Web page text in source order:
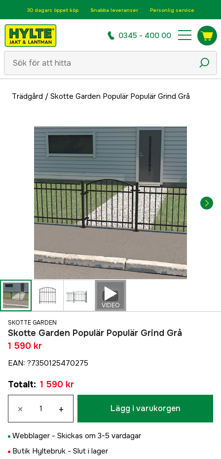
30 dagars öppet köp Snabba leveranser Personlig service
0345 - 400 00
Trädgård / Skotte Garden Populär Populär Grind Grå
VIDEO
SKOTTE GARDEN
Skotte Garden Populär Populär Grind Grå
1 590 kr
EAN: ?7350125470275
Totalt: 1 590 kr
× + Lägg i varukorgen
Webblager - Skickas om 3-5 vardagar
Butik Hyltebruk - Slut i lager